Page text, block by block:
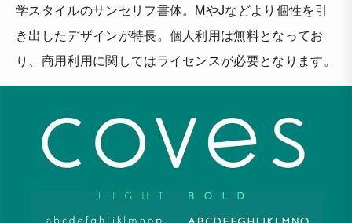
学スタイルのサンセリフ書体。MやJなどより個性を引
き出したデザインが特長。個人利用は無料となってお
り、商用利用に関してはライセンスが必要となります。